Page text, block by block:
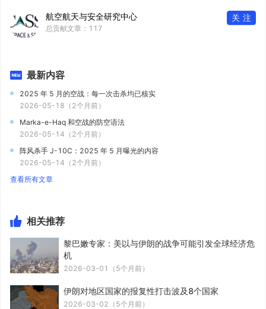
航空航天与安全研究中心
总贡献文章： 117
关注
最新内容
2025 年 5 月的空战：每一次击杀均已核实
2026-05-18（2个月前）
Marka-e-Haq 和空战的防空语法
2026-05-14（2个月前）
阵风杀手 J-10C：2025 年 5 月曝光的内容
2026-05-14（2个月前）
查看所有文章
相关推荐
黎巴嫩专家：美以与伊朗的战争可能引发全球经济危
机
2026-03-01（5个月前）
伊朗对地区国家的报复性打击波及8个国家
2026-03-02（5个月前）